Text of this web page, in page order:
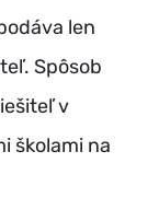
len
Spôsob
v
školami na